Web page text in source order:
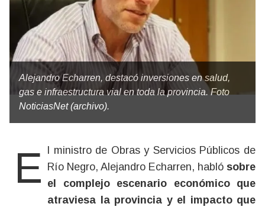
Alejandro Echarren, destacó inversiones en salud,
gas e infraestructura vial en toda la provincia. Foto
NoticiasNet (archivo).
El ministro de Obras y Servicios Públicos de Río Negro, Alejandro Echarren, habló sobre
el complejo escenario económico que
atraviesa la provincia y el impacto que